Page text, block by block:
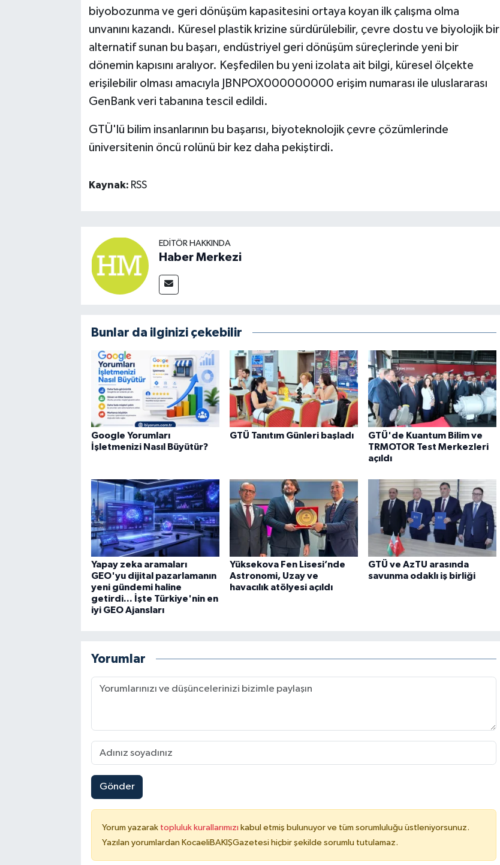
biyobozunma ve geri dönüşüm kapasitesini ortaya koyan ilk çalışma olma
unvanını kazandı. Küresel plastik krizine sürdürülebilir, çevre dostu ve biyolojik bir
alternatif sunan bu başarı, endüstriyel geri dönüşüm süreçlerinde yeni bir
dönemin kapısını aralıyor. Keşfedilen bu yeni izolata ait bilgi, küresel ölçekte
erişilebilir olması amacıyla JBNPOX000000000 erişim numarası ile uluslararası
GenBank veri tabanına tescil edildi.
GTÜ'lü bilim insanlarının bu başarısı, biyoteknolojik çevre çözümlerinde
üniversitenin öncü rolünü bir kez daha pekiştirdi.
Kaynak: RSS
EDITÖR HAKKINDA
Haber Merkezi
Bunlar da ilginizi çekebilir
Google Yorumları
İşletmenizi Nasıl Büyütür?
GTÜ Tanıtım Günleri başladı
GTÜ'de Kuantum Bilim ve
TRMOTOR Test Merkezleri
açıldı
Yapay zeka aramaları
GEO'yu dijital pazarlamanın
yeni gündemi haline
getirdi... İşte Türkiye'nin en
iyi GEO Ajansları
Yüksekova Fen Lisesi’nde
Astronomi, Uzay ve
havacılık atölyesi açıldı
GTÜ ve AzTU arasında
savunma odaklı iş birliği
Yorumlar
Gönder
Yorum yazarak topluluk kurallarımızı kabul etmiş bulunuyor ve tüm sorumluluğu üstleniyorsunuz.
Yazılan yorumlardan KocaeliBAKIŞGazetesi hiçbir şekilde sorumlu tutulamaz.